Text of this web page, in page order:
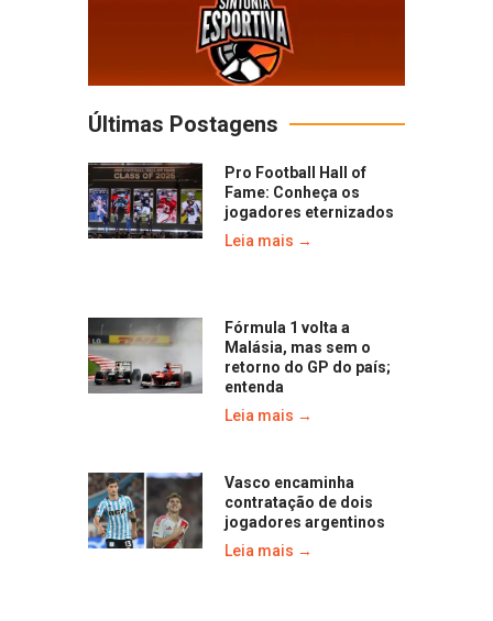
Últimas Postagens
Pro Football Hall of
Fame: Conheça os
jogadores eternizados
Leia mais →
Fórmula 1 volta a
Malásia, mas sem o
retorno do GP do país;
entenda
Leia mais →
Vasco encaminha
contratação de dois
jogadores argentinos
Leia mais →